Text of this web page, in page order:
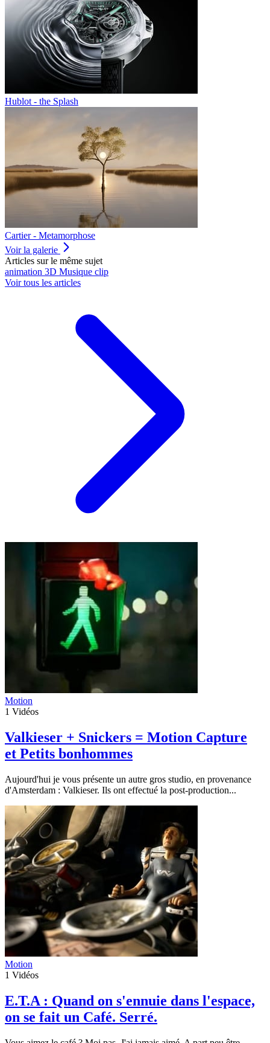
Hublot - the Splash
Cartier - Metamorphose
Voir la galerie
Articles sur le même sujet
animation 3D Musique clip
Voir tous les articles
Motion
1 Vidéos
Valkieser + Snickers = Motion Capture
et Petits bonhommes
Aujourd'hui je vous présente un autre gros studio, en provenance
d'Amsterdam : Valkieser. Ils ont effectué la post-production...
Motion
1 Vidéos
E.T.A : Quand on s'ennuie dans l'espace,
on se fait un Café. Serré.